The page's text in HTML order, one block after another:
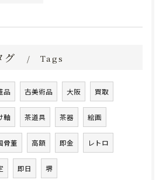
グ Tags
品 古美術品 大阪 買取
軸 茶道具 茶器 絵画
骨董 高額 即金 レトロ
即日 堺